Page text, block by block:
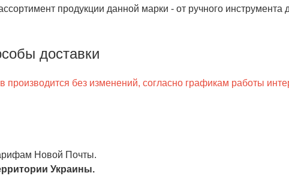
продукции данной марки - от ручного инструмента
доставки
без изменений, согласно графикам работы
Новой Почты.
Украины.